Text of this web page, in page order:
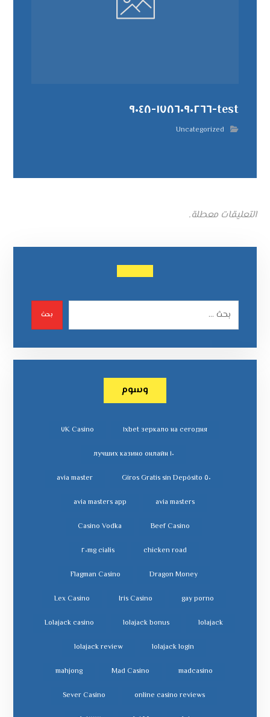
test-١٧٨٦٠٩٠٢٦٦-٩٠٤٨
Uncategorized
التعليقات معطلة.
بحث
وسوم
١xbet зеркало на сегодня ٧K Casino
١٠ лучших казино онлайн
٥٠ Giros Gratis sin Depósito avia master
avia masters
avia masters app
Beef Casino
Casino Vodka
chicken road cialis ٢٠mg
Dragon Money
Flagman Casino
gay porno
Iris Casino
Lex Casino
lolajack
lolajack bonus
Lolajack casino
lolajack login
lolajack review
madcasino
Mad Casino
mahjong
online casino reviews
Sever Casino